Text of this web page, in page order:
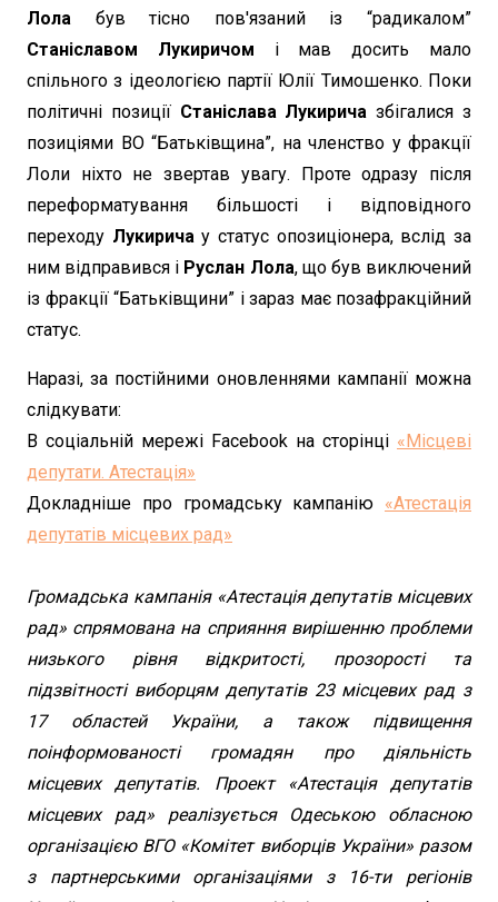
Лола був тісно пов'язаний із “радикалом”
Станіславом Лукиричом і мав досить мало
спільного з ідеологією партії Юлії Тимошенко. Поки
політичні позиції Станіслава Лукирича збігалися з
позиціями ВО “Батьківщина”, на членство у фракції
Лоли ніхто не звертав увагу. Проте одразу після
переформатування більшості і відповідного
переходу Лукиричау статус опозиціонера, вслід за
ним відправився і Руслан Лола, що був виключений
із фракції “Батьківщини” і зараз має позафракційний
статус.
Наразі, за постійними оновленнями кампанії можна
слідкувати:
В соціальній мережі Facebook на сторінці «Місцеві
депутати. Атестація»
Докладніше про громадську кампанію «Атестація
депутатів місцевих рад»
Громадська кампанія «Атестація депутатів місцевих
рад» спрямована на сприяння вирішенню проблеми
низького рівня відкритості, прозорості та
підзвітності виборцям депутатів 23 місцевих рад з
17 областей України, а також підвищення
поінформованості громадян про діяльність
місцевих депутатів. Проект «Атестація депутатів
місцевих рад» реалізується Одеською обласною
організацією ВГО «Комітет виборців України» разом
з партнерськими організаціями з 16-ти регіонів